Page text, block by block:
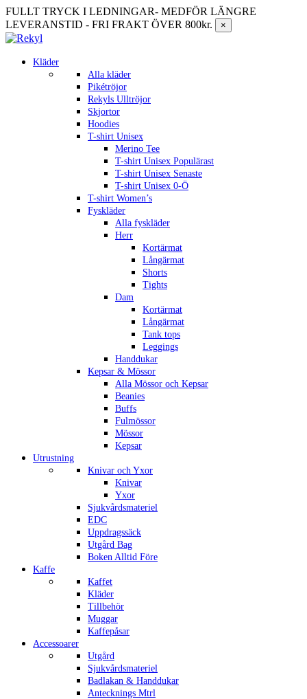
FULLT TRYCK I LEDNINGAR- MEDFÖR LÄNGRE
LEVERANSTID - FRI FRAKT ÖVER 800kr.
×
Kläder
Alla kläder
Pikétröjor
Rekyls Ulltröjor
Skjortor
Hoodies
T-shirt Unisex
Merino Tee
T-shirt Unisex Populärast
T-shirt Unisex Senaste
T-shirt Unisex 0-Ö
T-shirt Women’s
Fyskläder
Alla fyskläder
Herr
Kortärmat
Långärmat
Shorts
Tights
Dam
Kortärmat
Långärmat
Tank tops
Leggings
Handdukar
Kepsar & Mössor
Alla Mössor och Kepsar
Beanies
Buffs
Fulmössor
Mössor
Kepsar
Utrustning
Knivar och Yxor
Knivar
Yxor
Sjukvårdsmateriel
EDC
Uppdragssäck
Utgård Bag
Boken Alltid Före
Kaffe
Kaffet
Kläder
Tillbehör
Muggar
Kaffepåsar
Accessoarer
Utgård
Sjukvårdsmateriel
Badlakan & Handdukar
Antecknings Mtrl